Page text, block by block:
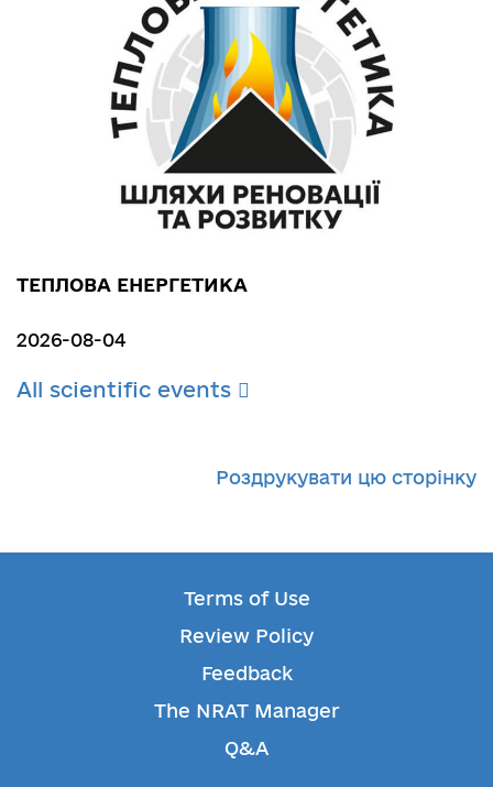
ТЕПЛОВА ЕНЕРГЕТИКА
2026-08-04
All scientific events
Роздрукувати цю сторінку
Terms of Use
Review Policy
Feedback
The NRAT Manager
Q&A